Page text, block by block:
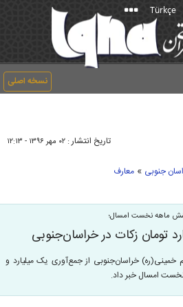
Türkçe
نسخه اصلی
تاریخ انتشار : ۰۲ مهر ۱۳۹۶ - ۱۲:۱۳
جنوبی » معارف
ماهه نخست امسال؛
تومان زکات در خراسان‌جنوبی
خمینی(ره) خراسان‌جنوبی از جمع‌آوری یک میلیارد و